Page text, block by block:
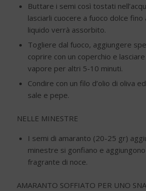
Buttare i semi così tostati
lasciarli cuocere a fuoco dolce
liquido verrà assorbito.
Togliere dal fuoco, aggiungere
coprire con un coperchio e
vapore per altri 5-10 minuti.
Condire con un filo d’olio di oliva
sale e pepe.
NELLE MINESTRE
I semi di amaranto (20-25 gr)
minestre si gonfiano e
fragrante di noce.
AMARANTO SOFFIATO PER UNO